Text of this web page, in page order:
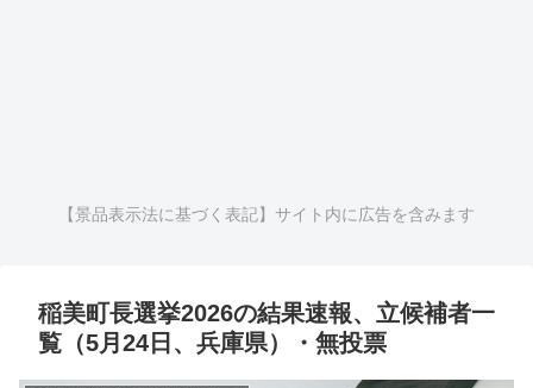
【景品表示法に基づく表記】サイト内に広告を含みます
稲美町長選挙2026の結果速報、立候補者一
覧（5月24日、兵庫県）・無投票